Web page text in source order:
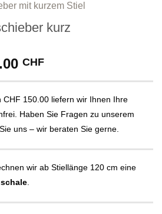
kurz
CHFPreisspanne:
55.00 CHF
90.00 CHF
CHF 150.00 liefern wir Ihnen Ihre
Haben Sie Fragen zu unserem
Sie uns – wir beraten Sie gerne.
wir ab Stiellänge 120 cm eine
.